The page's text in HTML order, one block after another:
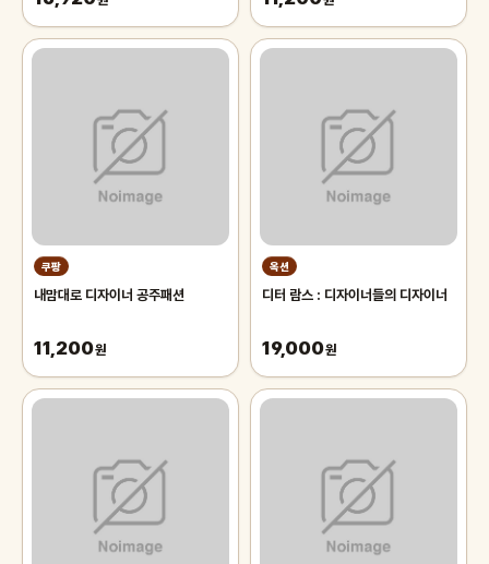
쿠팡
내맘대로 디자이너 공주패션
11,200원
옥션
디터 람스 : 디자이너들의 디자이너
19,000원